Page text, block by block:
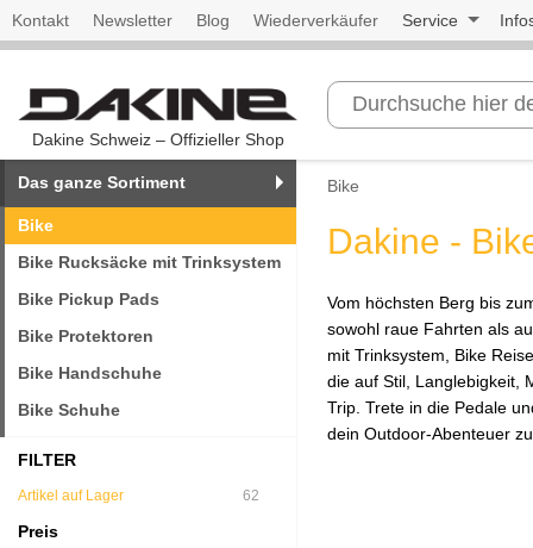
Kontakt Newsletter Blog Wiederverkäufer Service
Dakine Schweiz – Offizieller Shop
Das ganze Sortiment
Bike
Bike Rucksäcke mit Trinksystem
Bike Pickup Pads
Bike Protektoren
Bike Handschuhe
Bike Schuhe
FILTER
Artikel auf Lager 62
Preis
Bike
Dakine -
Vom höchsten Berg bis
sowohl raue Fahrten als
mit Trinksystem, Bike
die auf Stil, Langlebigkeit,
Trip. Trete in die Pedale
dein Outdoor-Abenteuer zu